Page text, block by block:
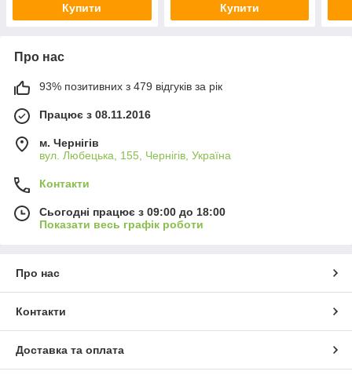
Купити Купити
Про нас
93% позитивних з 479 відгуків за рік
Працює з 08.11.2016
м. Чернігів
вул. Любецька, 155, Чернігів, Україна
Контакти
Сьогодні працює з 09:00 до 18:00
Показати весь графік роботи
Про нас
Контакти
Доставка та оплата